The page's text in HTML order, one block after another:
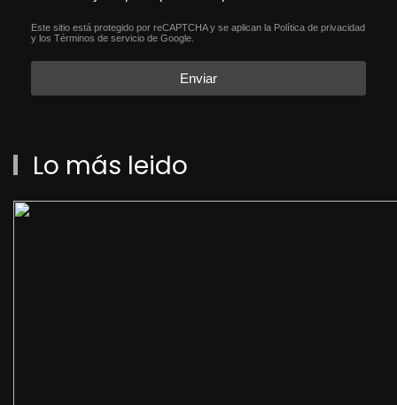
reCAPTCHA*
Este sitio está protegido por reCAPTCHA y se aplican la Política de privacidad
y los Términos de servicio de Google.
Enviar
Lo más leido